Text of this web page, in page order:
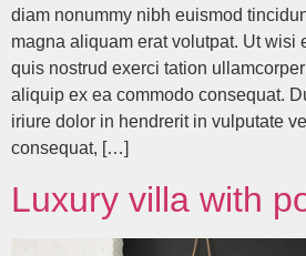
diam nonummy nibh euismod
magna aliquam erat volutpat. Ut wisi
quis nostrud exerci tation
aliquip ex ea commodo consequat.
iriure dolor in hendrerit in vulputate
consequat, […]
Luxury villa with